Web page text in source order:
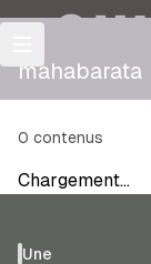
mahabarata
0 contenus
Chargement…
Une